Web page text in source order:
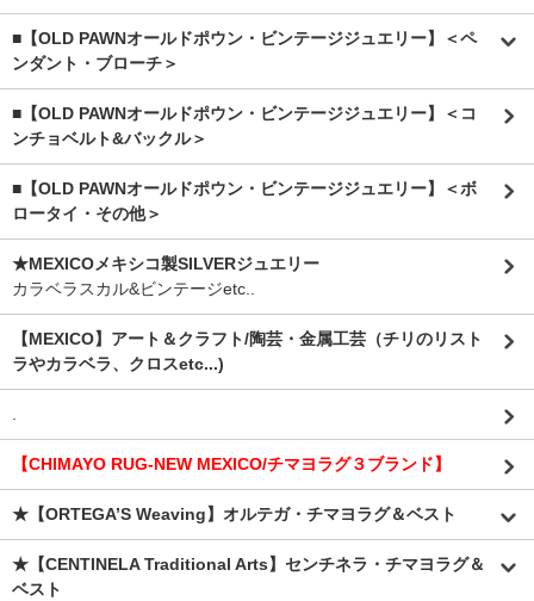
■【OLD PAWNオールドポウン・ビンテージジュエリー】＜ペ
ンダント・ブローチ＞
■【OLD PAWNオールドポウン・ビンテージジュエリー】＜コ
ンチョベルト&バックル＞
■【OLD PAWNオールドポウン・ビンテージジュエリー】＜ボ
ロータイ・その他＞
★MEXICOメキシコ製SILVERジュエリー
カラベラスカル&ビンテージetc..
【MEXICO】アート＆クラフト/陶芸・金属工芸（チリのリスト
ラやカラベラ、クロスetc...)
.
【CHIMAYO RUG-NEW MEXICO/チマヨラグ３ブランド】
★【ORTEGA’S Weaving】オルテガ・チマヨラグ＆ベスト
★【CENTINELA Traditional Arts】センチネラ・チマヨラグ＆
ベスト